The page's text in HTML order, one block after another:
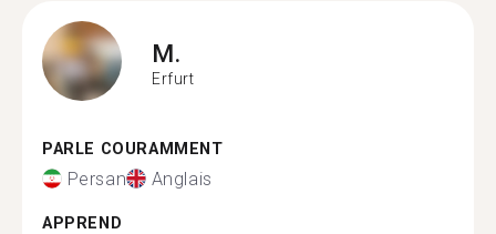
M.
Erfurt
PARLE COURAMMENT
Persan Anglais
APPREND